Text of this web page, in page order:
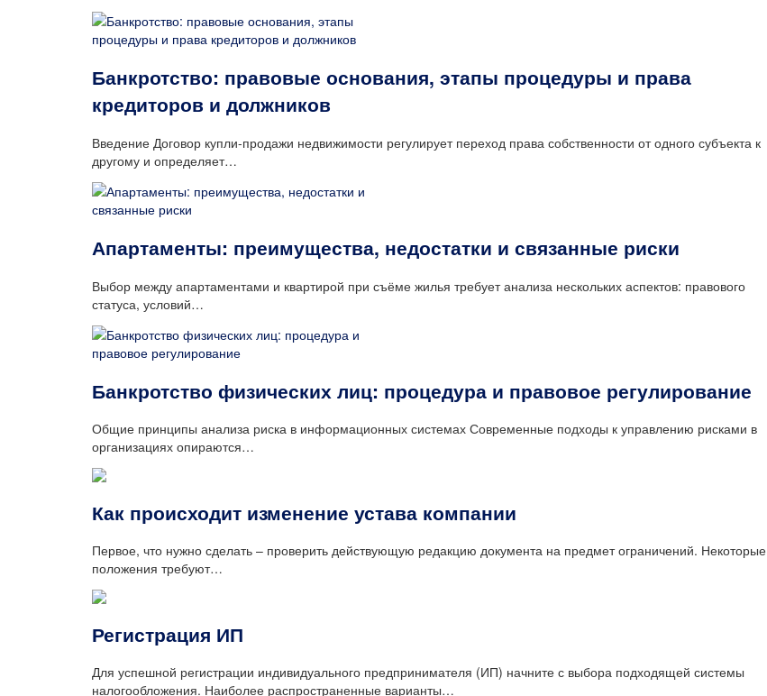
Банкротство: правовые основания, этапы процедуры и права
кредиторов и должников
Введение Договор купли-продажи недвижимости регулирует переход права собственности от одного субъекта к
другому и определяет…
Апартаменты: преимущества, недостатки и связанные риски
Выбор между апартаментами и квартирой при съёме жилья требует анализа нескольких аспектов: правового
статуса, условий…
Банкротство физических лиц: процедура и правовое регулирование
Общие принципы анализа риска в информационных системах Современные подходы к управлению рисками в
организациях опираются…
Как происходит изменение устава компании
Первое, что нужно сделать – проверить действующую редакцию документа на предмет ограничений. Некоторые
положения требуют…
Регистрация ИП
Для успешной регистрации индивидуального предпринимателя (ИП) начните с выбора подходящей системы
налогообложения. Наиболее распространенные варианты…